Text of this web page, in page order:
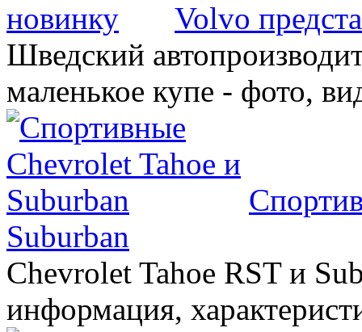
Volvo
Шведский
маленькое купе - фото,
Suburban
Chevrolet Tahoe RST и
информация,